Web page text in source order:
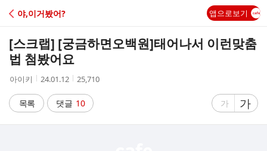
C
A
야,이거봤어? 앱으로보기
[스크랩] [궁금하면오백원]태어나서 이런맞춤
법 첨봤어요
작
자
아이키
작
시
간
24.01.12
조
수
25,710
목록 댓글 10
글
가
글
자
가